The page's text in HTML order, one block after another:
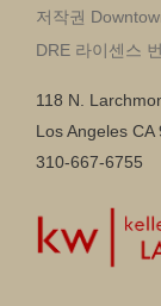
저작권
DRE 라이센스
118 N.
Los Angeles CA
310-667-6755